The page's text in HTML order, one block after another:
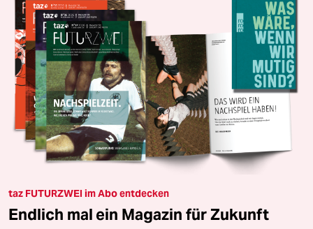
taz FUTURZWEI im Abo entdecken
Endlich mal ein Magazin für Zukunft